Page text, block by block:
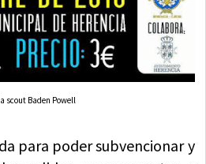
scout Baden Powell
para poder subvencionar y